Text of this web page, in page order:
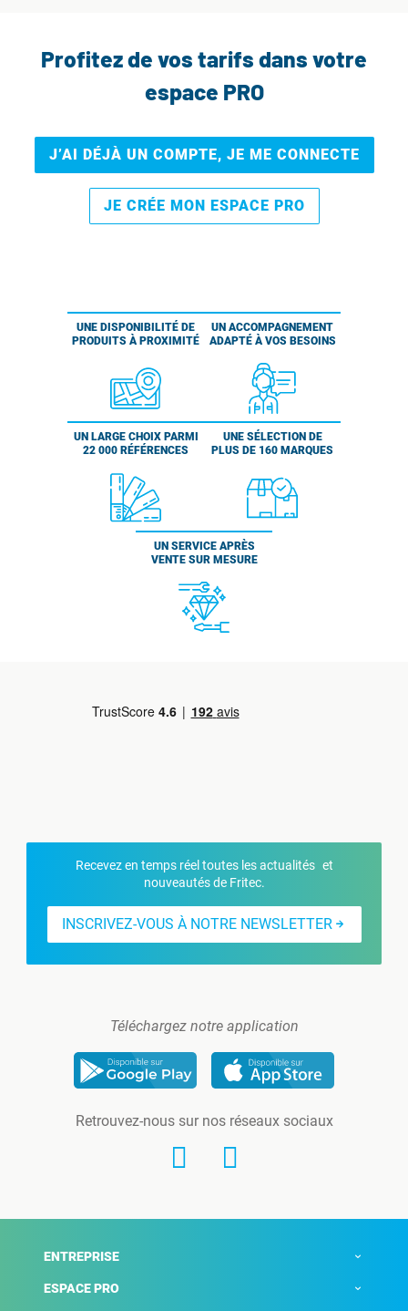
Profitez de vos tarifs dans votre
espace PRO
J’AI DÉJÀ UN COMPTE, JE ME CONNECTE
JE CRÉE MON ESPACE PRO
UNE DISPONIBILITÉ DE
PRODUITS À PROXIMITÉ
UN ACCOMPAGNEMENT
ADAPTÉ À VOS BESOINS
UN LARGE CHOIX PARMI
22 000 RÉFÉRENCES
UNE SÉLECTION DE
PLUS DE 160 MARQUES
UN SERVICE APRÈS
VENTE SUR MESURE
Recevez en temps réel toutes les actualités et
nouveautés de Fritec.
INSCRIVEZ-VOUS À NOTRE NEWSLETTER
Téléchargez notre application
Retrouvez-nous sur nos réseaux sociaux
ENTREPRISE
ESPACE PRO